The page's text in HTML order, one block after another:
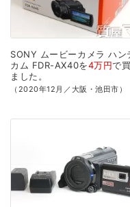
SONY ムービーカメラ ハン
カム FDR-AX40を4万円で
ました。
（2020年12月／大阪・池田市）